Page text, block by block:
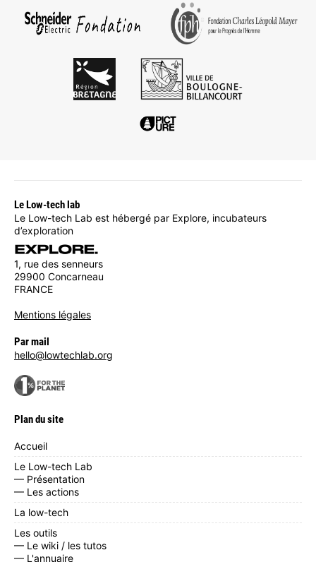
Le Low-tech lab
Le Low-tech Lab est hébergé par Explore, incubateurs
d’exploration
1, rue des senneurs
29900 Concarneau
FRANCE
Mentions légales
Par mail
hello@lowtechlab.org
Plan du site
Accueil
Le Low-tech Lab
— Présentation
— Les actions
La low-tech
Les outils
— Le wiki / les tutos
— L'annuaire